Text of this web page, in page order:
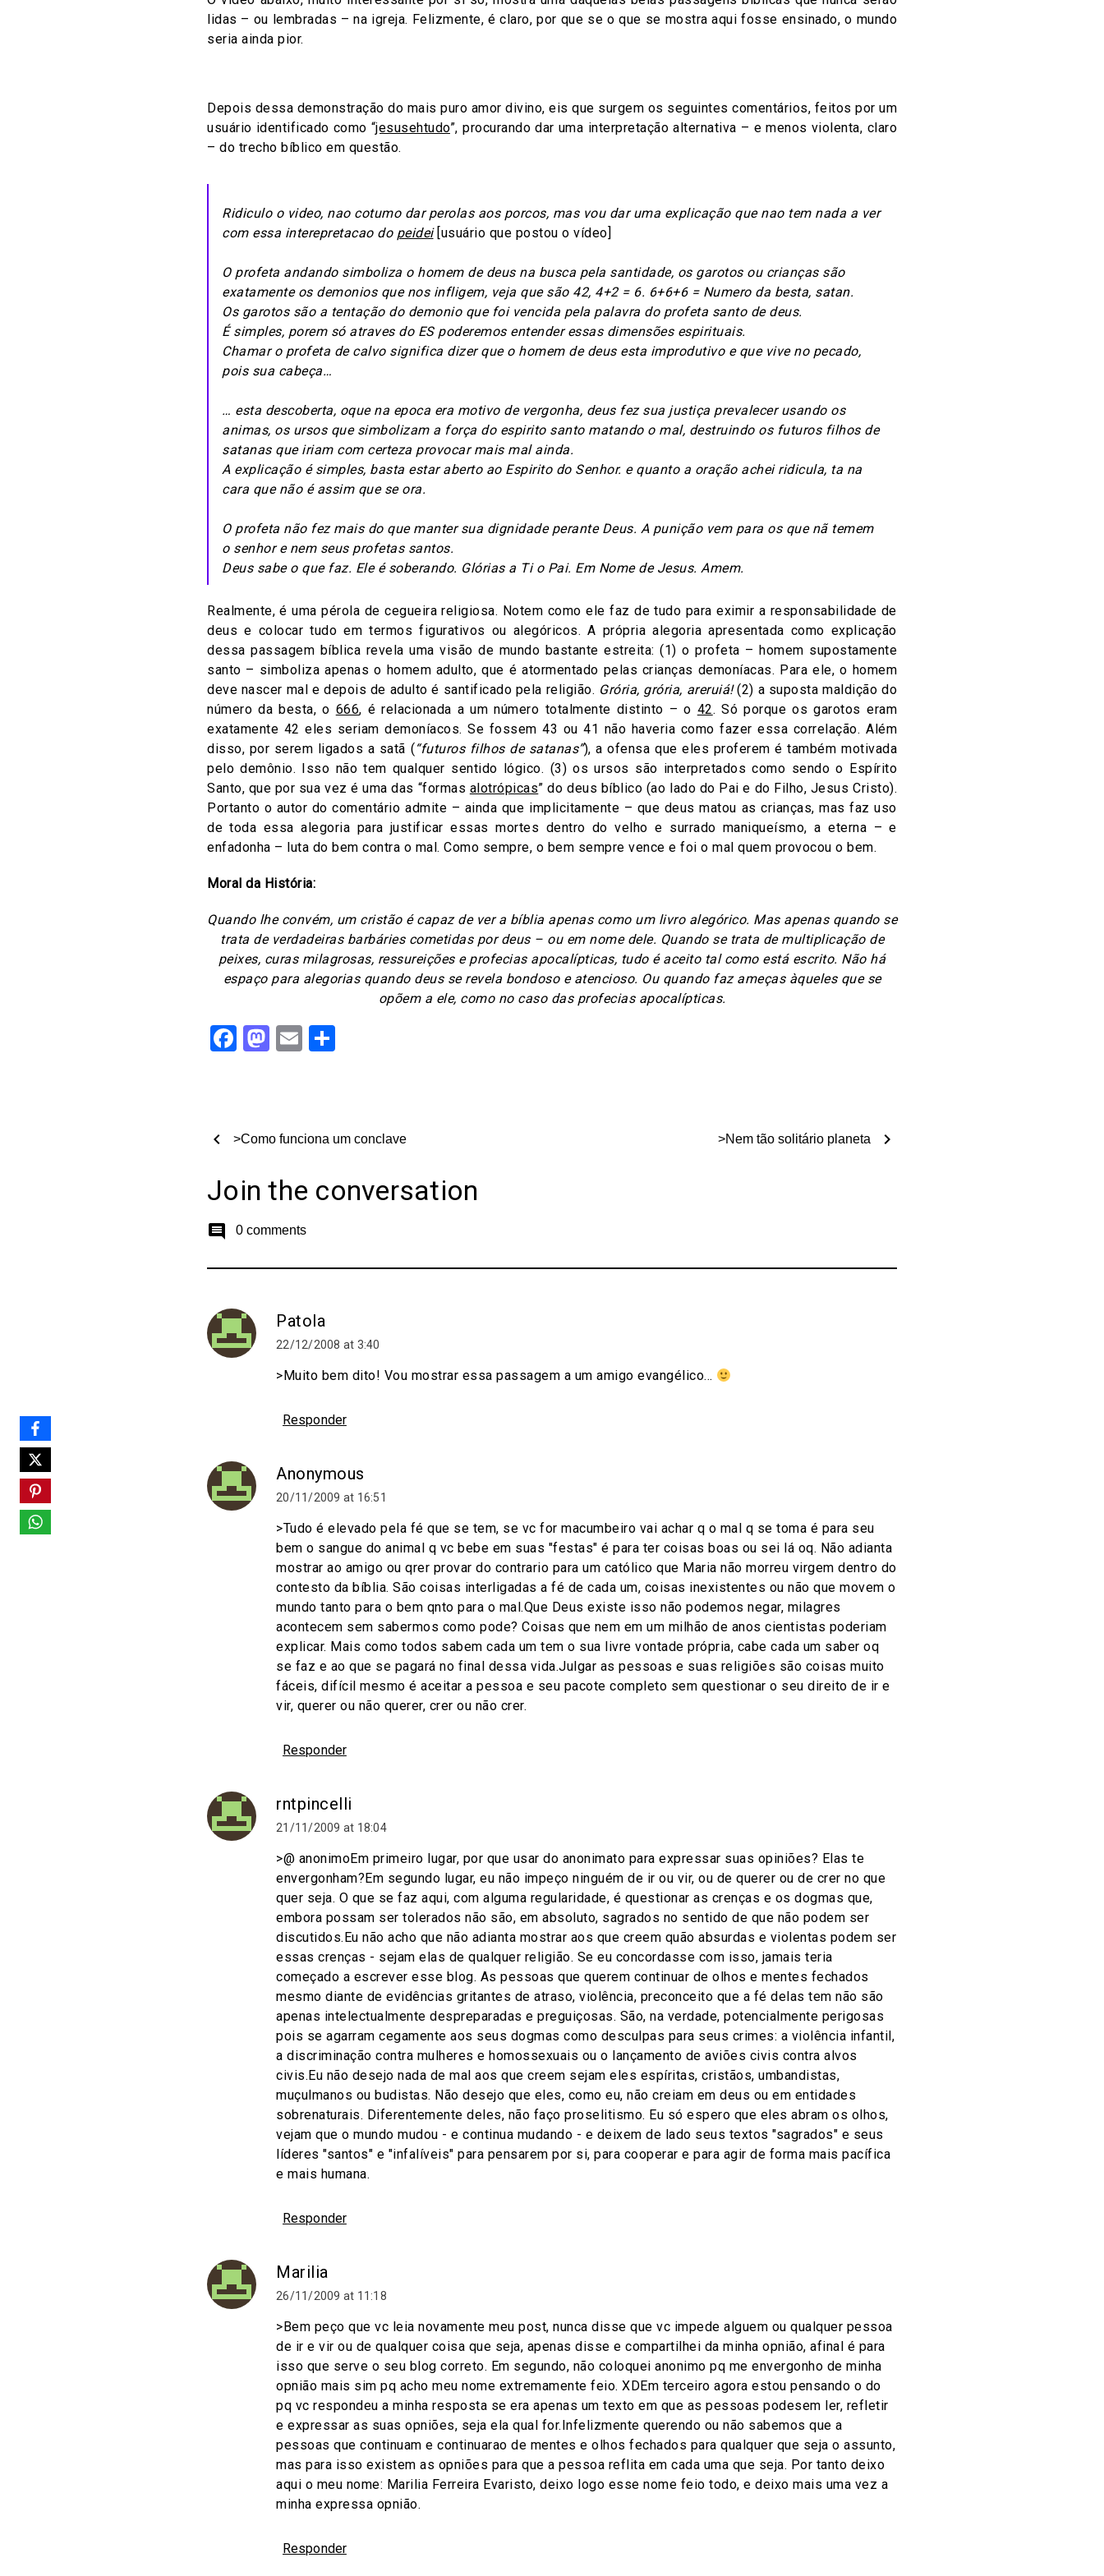
lidas – ou lembradas – na igreja. Felizmente, é claro, por que se o que se mostra aqui fosse ensinado, o mundo
seria ainda pior.
Depois dessa demonstração do mais puro amor divino, eis que surgem os seguintes comentários, feitos por um
usuário identificado como “jesusehtudo”, procurando dar uma interpretação alternativa – e menos violenta, claro
– do trecho bíblico em questão.
Ridiculo o video, nao cotumo dar perolas aos porcos, mas vou dar uma explicação que nao tem nada a ver
com essa interepretacao do peidei[usuário que postou o vídeo]
O profeta andando simboliza o homem de deus na busca pela santidade, os garotos ou crianças são
exatamente os demonios que nos infligem, veja que são 42, 4+2 = 6. 6+6+6 = Numero da besta, satan.
Os garotos são a tentação do demonio que foi vencida pela palavra do profeta santo de deus.
É simples, porem só atraves do ES poderemos entender essas dimensões espirituais.
Chamar o profeta de calvo significa dizer que o homem de deus esta improdutivo e que vive no pecado,
pois sua cabeça…
… esta descoberta, oque na epoca era motivo de vergonha, deus fez sua justiça prevalecer usando os
animas, os ursos que simbolizam a força do espirito santo matando o mal, destruindo os futuros filhos de
satanas que iriam com certeza provocar mais mal ainda.
A explicação é simples, basta estar aberto ao Espirito do Senhor. e quanto a oração achei ridicula, ta na
cara que não é assim que se ora.
O profeta não fez mais do que manter sua dignidade perante Deus. A punição vem para os que nã temem
o senhor e nem seus profetas santos.
Deus sabe o que faz. Ele é soberando. Glórias a Ti o Pai. Em Nome de Jesus. Amem.
Realmente, é uma pérola de cegueira religiosa. Notem como ele faz de tudo para eximir a responsabilidade de
deus e colocar tudo em termos figurativos ou alegóricos. A própria alegoria apresentada como explicação
dessa passagem bíblica revela uma visão de mundo bastante estreita: (1) o profeta – homem supostamente
santo – simboliza apenas o homem adulto, que é atormentado pelas crianças demoníacas. Para ele, o homem
deve nascer mal e depois de adulto é santificado pela religião. Grória, grória, areruiá!(2) a suposta maldição do
número da besta, o 666, é relacionada a um número totalmente distinto – o 42. Só porque os garotos eram
exatamente 42 eles seriam demoníacos. Se fossem 43 ou 41 não haveria como fazer essa correlação. Além
disso, por serem ligados a satã (“futuros filhos de satanas”), a ofensa que eles proferem é também motivada
pelo demônio. Isso não tem qualquer sentido lógico. (3) os ursos são interpretados como sendo o Espírito
Santo, que por sua vez é uma das “formas alotrópicas” do deus bíblico (ao lado do Pai e do Filho, Jesus Cristo).
Portanto o autor do comentário admite – ainda que implicitamente – que deus matou as crianças, mas faz uso
de toda essa alegoria para justificar essas mortes dentro do velho e surrado maniqueísmo, a eterna – e
enfadonha – luta do bem contra o mal. Como sempre, o bem sempre vence e foi o mal quem provocou o bem.
Moral da História:
Quando lhe convém, um cristão é capaz de ver a bíblia apenas como um livro alegórico. Mas apenas quando se
trata de verdadeiras barbáries cometidas por deus – ou em nome dele. Quando se trata de multiplicação de
peixes, curas milagrosas, ressureições e profecias apocalípticas, tudo é aceito tal como está escrito. Não há
espaço para alegorias quando deus se revela bondoso e atencioso. Ou quando faz ameças àqueles que se
opõem a ele, como no caso das profecias apocalípticas.
Facebook
Mastodon
Email
chevron_left >Como funciona um conclave >Nem tão solitário planeta chevron_right
Join the conversation
comment 0 comments
Patola
22/12/2008 at 3:40
>Muito bem dito! Vou mostrar essa passagem a um amigo evangélico...
Responder
Anonymous
20/11/2009 at 16:51
>Tudo é elevado pela fé que se tem, se vc for macumbeiro vai achar q o mal q se toma é para seu
bem o sangue do animal q vc bebe em suas "festas" é para ter coisas boas ou sei lá oq. Não adianta
mostrar ao amigo ou qrer provar do contrario para um católico que Maria não morreu virgem dentro do
contesto da bíblia. São coisas interligadas a fé de cada um, coisas inexistentes ou não que movem o
mundo tanto para o bem qnto para o mal.Que Deus existe isso não podemos negar, milagres
acontecem sem sabermos como pode? Coisas que nem em um milhão de anos cientistas poderiam
explicar. Mais como todos sabem cada um tem o sua livre vontade própria, cabe cada um saber oq
se faz e ao que se pagará no final dessa vida.Julgar as pessoas e suas religiões são coisas muito
fáceis, difícil mesmo é aceitar a pessoa e seu pacote completo sem questionar o seu direito de ir e
vir, querer ou não querer, crer ou não crer.
Responder
rntpincelli
21/11/2009 at 18:04
>@ anonimoEm primeiro lugar, por que usar do anonimato para expressar suas opiniões? Elas te
envergonham?Em segundo lugar, eu não impeço ninguém de ir ou vir, ou de querer ou de crer no que
quer seja. O que se faz aqui, com alguma regularidade, é questionar as crenças e os dogmas que,
embora possam ser tolerados não são, em absoluto, sagrados no sentido de que não podem ser
discutidos.Eu não acho que não adianta mostrar aos que creem quão absurdas e violentas podem ser
essas crenças - sejam elas de qualquer religião. Se eu concordasse com isso, jamais teria
começado a escrever esse blog. As pessoas que querem continuar de olhos e mentes fechados
mesmo diante de evidências gritantes de atraso, violência, preconceito que a fé delas tem não são
apenas intelectualmente despreparadas e preguiçosas. São, na verdade, potencialmente perigosas
pois se agarram cegamente aos seus dogmas como desculpas para seus crimes: a violência infantil,
a discriminação contra mulheres e homossexuais ou o lançamento de aviões civis contra alvos
civis.Eu não desejo nada de mal aos que creem sejam eles espíritas, cristãos, umbandistas,
muçulmanos ou budistas. Não desejo que eles, como eu, não creiam em deus ou em entidades
sobrenaturais. Diferentemente deles, não faço proselitismo. Eu só espero que eles abram os olhos,
vejam que o mundo mudou - e continua mudando - e deixem de lado seus textos "sagrados" e seus
líderes "santos" e "infalíveis" para pensarem por si, para cooperar e para agir de forma mais pacífica
e mais humana.
Responder
Marilia
26/11/2009 at 11:18
>Bem peço que vc leia novamente meu post, nunca disse que vc impede alguem ou qualquer pessoa
de ir e vir ou de qualquer coisa que seja, apenas disse e compartilhei da minha opnião, afinal é para
isso que serve o seu blog correto. Em segundo, não coloquei anonimo pq me envergonho de minha
opnião mais sim pq acho meu nome extremamente feio. XDEm terceiro agora estou pensando o do
pq vc respondeu a minha resposta se era apenas um texto em que as pessoas podesem ler, refletir
e expressar as suas opniões, seja ela qual for.Infelizmente querendo ou não sabemos que a
pessoas que continuam e continuarao de mentes e olhos fechados para qualquer que seja o assunto,
mas para isso existem as opniões para que a pessoa reflita em cada uma que seja. Por tanto deixo
aqui o meu nome: Marilia Ferreira Evaristo, deixo logo esse nome feio todo, e deixo mais uma vez a
minha expressa opnião.
Responder